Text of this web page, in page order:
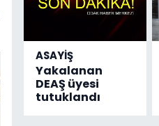
ASAYİŞ
Yakalanan
DEAŞ üyesi
tutuklandı